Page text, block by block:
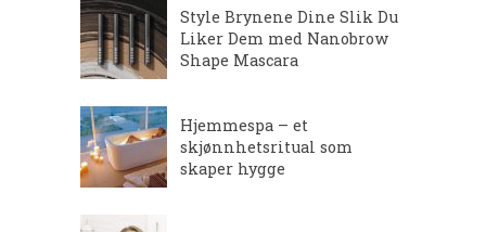
Style Brynene Dine Slik Du
Liker Dem med Nanobrow
Shape Mascara
Hjemmespa – et
skjønnhetsritual som
skaper hygge